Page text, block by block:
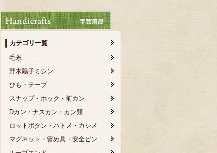
カテゴリ一覧
毛糸
野木陽子ミシン
ひも・テープ
スナップ・ホック・前カン
Dカン・ナスカン・カン類
ロットボタン・ハトメ・カシメ
マグネット・留め具・安全ピン